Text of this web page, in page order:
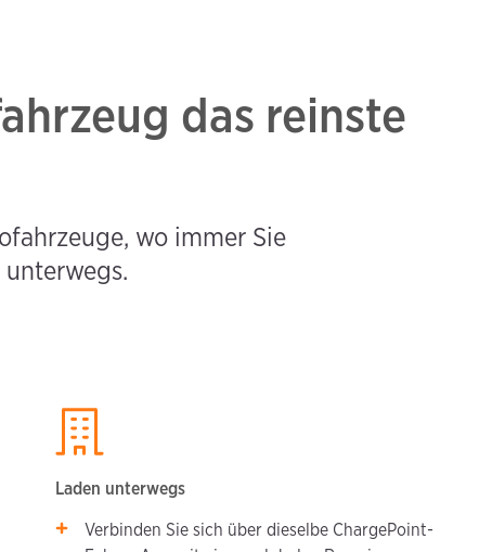
das reinste
wo immer Sie
Laden unterwegs
Verbinden Sie sich über dieselbe ChargePoint-